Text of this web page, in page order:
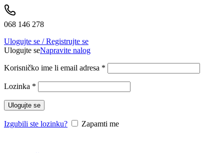
068 146 278
Ulogujte se / Registrujte se
Ulogujte seNapravite nalog
Korisničko ime li email adresa *
Lozinka *
Ulogujte se
Izgubili ste lozinku? Zapamti me